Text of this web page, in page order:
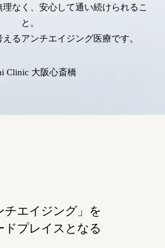
なく、安心して通い続けられるこ
と。
るアンチエイジング医療です。
Clinic 大阪心斎橋
チエイジング」を
ドプレイスとなる